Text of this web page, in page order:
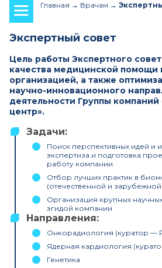
Главная Врачам
Экспертный совет
Цель работы Экспертного
качества медицинской помощи
организацией, а также
научно-инновационного
деятельности Группы
центр».
Задачи:
Поиск перспективных идей и
экспертиза и подготовка
работу компании
Отбор лучших практик в
(отечественной и
Организация крупных
эгидой компании
Направления:
Онкорадиология (куратор —
Ядерная кардиология
Генетика